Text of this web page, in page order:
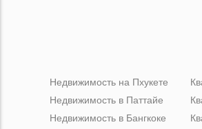
Недвижимость на Пхукете
Недвижимость в Паттайе
Недвижимость в Бангкоке